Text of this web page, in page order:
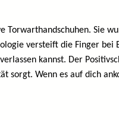
Sie
versteift die Finger
kannst. Der
sorgt. Wenn es auf dich